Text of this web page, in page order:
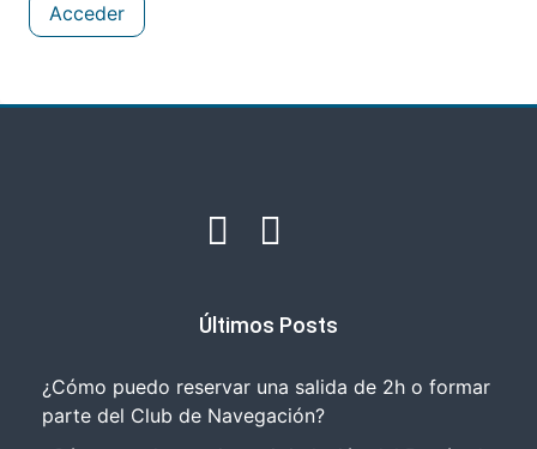
Acceder
Últimos Posts
¿Cómo puedo reservar una salida de 2h o formar
parte del Club de Navegación?